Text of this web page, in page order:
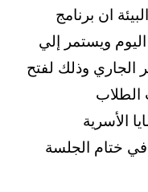
ان برنامج
اليوم ويستمر إلي
الموافق 19 نوفمبر الجاري وذلك لفتح
الطلاب
الأسرية
في ختام الجلسة